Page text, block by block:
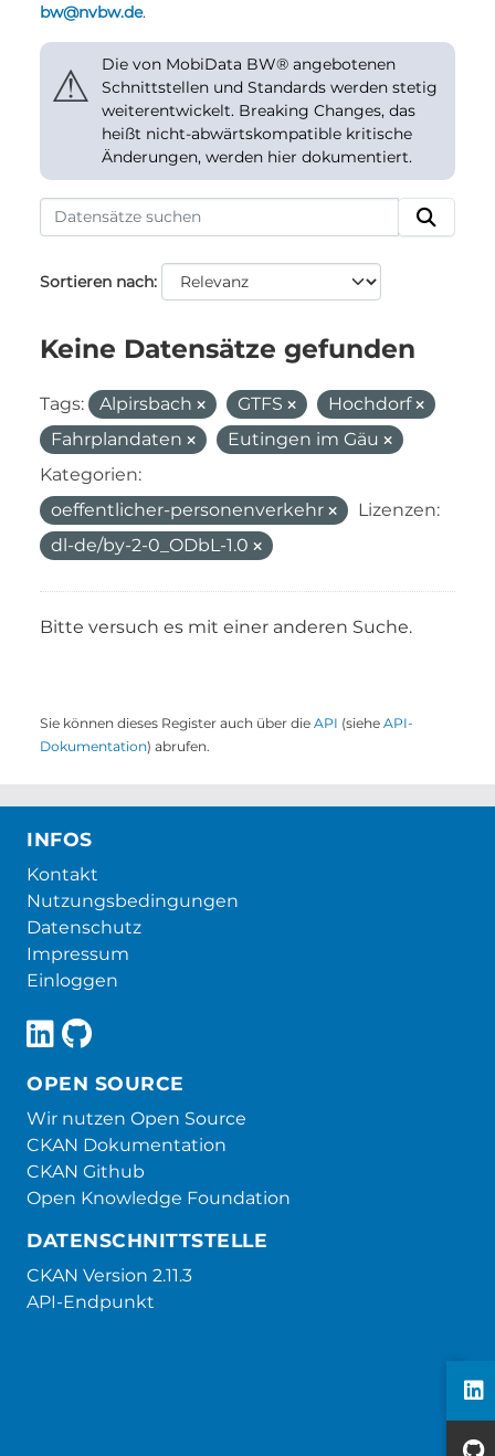
bw@nvbw.de.
⚠
Die von MobiData BW® angebotenen
Schnittstellen und Standards werden stetig
weiterentwickelt. Breaking Changes, das
heißt nicht-abwärtskompatible kritische
Änderungen, werden hier dokumentiert.
Sortieren nach
Keine Datensätze gefunden
Tags: Alpirsbach GTFS
Hochdorf
Fahrplandaten
Eutingen im Gäu
Kategorien:
oeffentlicher-personenverkehr
Lizenzen:
dl-de/by-2-0_ODbL-1.0
Bitte versuch es mit einer anderen Suche.
Sie können dieses Register auch über die API (siehe API-
Dokumentation) abrufen.
INFOS
Kontakt
Nutzungsbedingungen
Datenschutz
Impressum
Einloggen
OPEN SOURCE
Wir nutzen Open Source
CKAN Dokumentation
CKAN Github
Open Knowledge Foundation
DATENSCHNITTSTELLE
CKAN Version 2.11.3
API-Endpunkt